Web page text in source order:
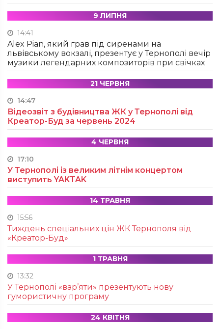
9 ЛИПНЯ
14:41
Alex Pian, який грав під сиренами на
львівському вокзалі, презентує у Тернополі вечір
музики легендарних композиторів при свічках
21 ЧЕРВНЯ
14:47
Відеозвіт з будівництва ЖК у Тернополі від
Креатор-Буд за червень 2024
4 ЧЕРВНЯ
17:10
У Тернополі із великим літнім концертом
виступить YAKTAK
14 ТРАВНЯ
15:56
Тиждень спеціальних цін ЖК Тернополя від
«Креатор-Буд»
1 ТРАВНЯ
13:32
У Тернополі «вар’яти» презентують нову
гумористичну програму
24 КВІТНЯ